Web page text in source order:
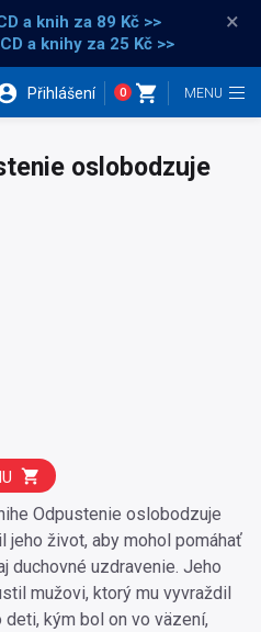
a knih za 89 Kč >>
a knihy za 25 Kč >>
×
Přihlášení 0
oslobodzuje
Odpustenie oslobodzuje
jeho život, aby mohol pomáhať
duchovné uzdravenie. Jeho
mužovi, ktorý mu vyvraždil
deti, kým bol on vo väzení,